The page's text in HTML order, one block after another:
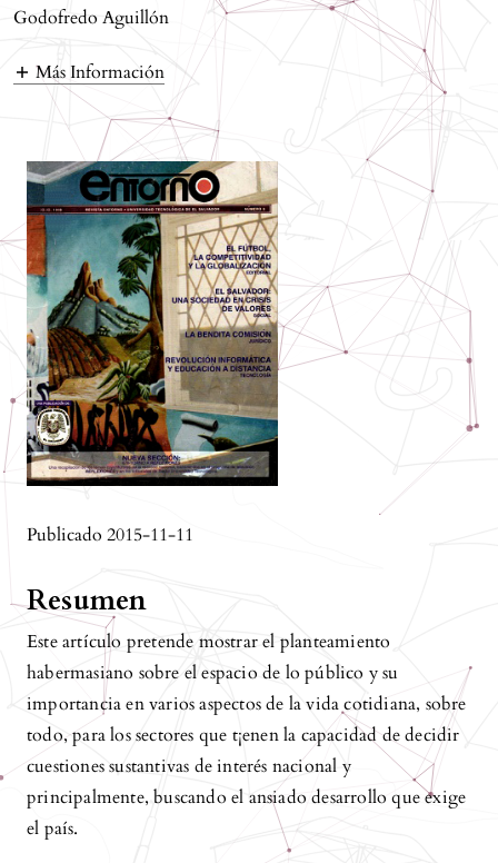
Godofredo Aguillón
Más Información
Publicado 2015-11-11
Resumen
Este artículo pretende mostrar el planteamiento
habermasiano sobre el espacio de lo público y su
importancia en varios aspectos de la vida cotidiana, sobre
todo, para los sectores que t¡enen la capacidad de decidir
cuestiones sustantivas de interés nacional y
principalmente, buscando el ansiado desarrollo que exige
el país.